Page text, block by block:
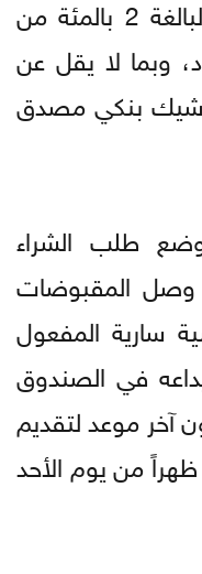
التأمين النقدي المطلوبة والبالغة 2 بالمئة من
وبما لا يقل عن
شيك بنكي مصدق
طلب الشراء
وصل المقبوضات
سارية المفعول
في الصندوق
موعد لتقديم
ظهراً من يوم الأحد